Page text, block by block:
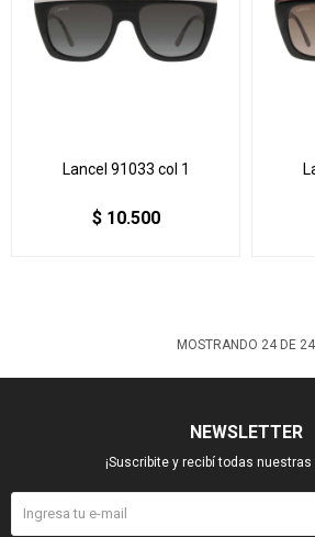
Lancel 91033 col 1
$ 10.500
MOSTRANDO 24 DE 24
NEWSLETTER
¡Suscribite y recibí todas